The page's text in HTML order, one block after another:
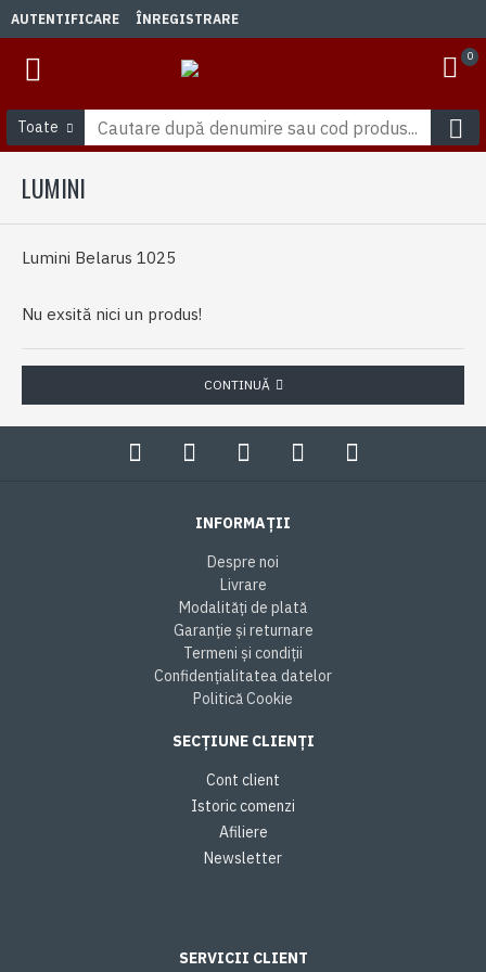
AUTENTIFICARE ÎNREGISTRARE
0
Toate
LUMINI
Lumini Belarus 1025
Nu exsită nici un produs!
CONTINUĂ
INFORMAȚII
Despre noi
Livrare
Modalități de plată
Garanție și returnare
Termeni și condiții
Confidențialitatea datelor
Politică Cookie
SECȚIUNE CLIENȚI
Cont client
Istoric comenzi
Afiliere
Newsletter
SERVICII CLIENT